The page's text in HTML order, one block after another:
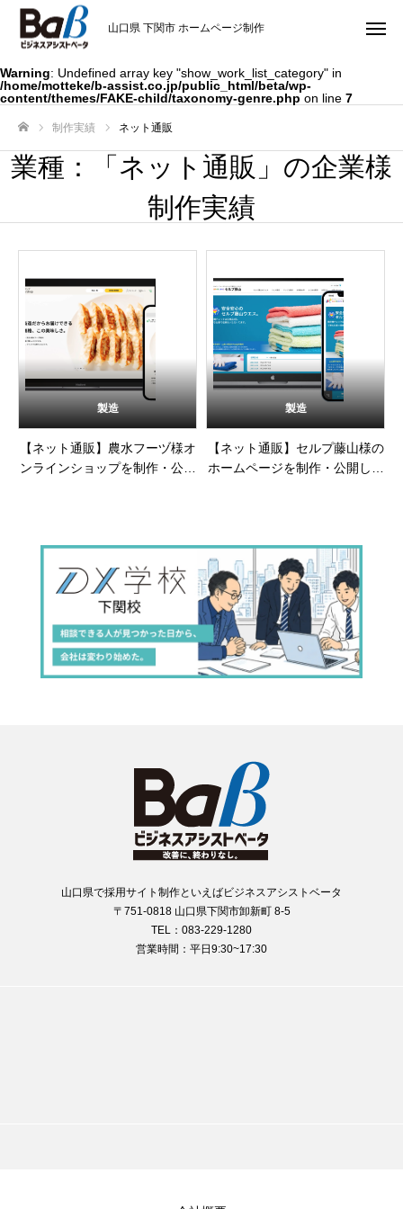
山口県 下関市 ホームページ制作
Warning: Undefined array key "show_work_list_category" in
/home/motteke/b-assist.co.jp/public_html/beta/wp-
content/themes/FAKE-child/taxonomy-genre.php on line 7
制作実績 ネット通販
業種：「ネット通販」の企業様
制作実績
製造
【ネット通販】農水フーヅ様オ
ンラインショップを制作・公開
製造
【ネット通販】セルプ藤山様の
ホームページを制作・公開しま
山口県で採用サイト制作といえばビジネスアシストベータ
〒751-0818 山口県下関市卸新町 8-5
TEL：083-229-1280
営業時間：平日9:30~17:30